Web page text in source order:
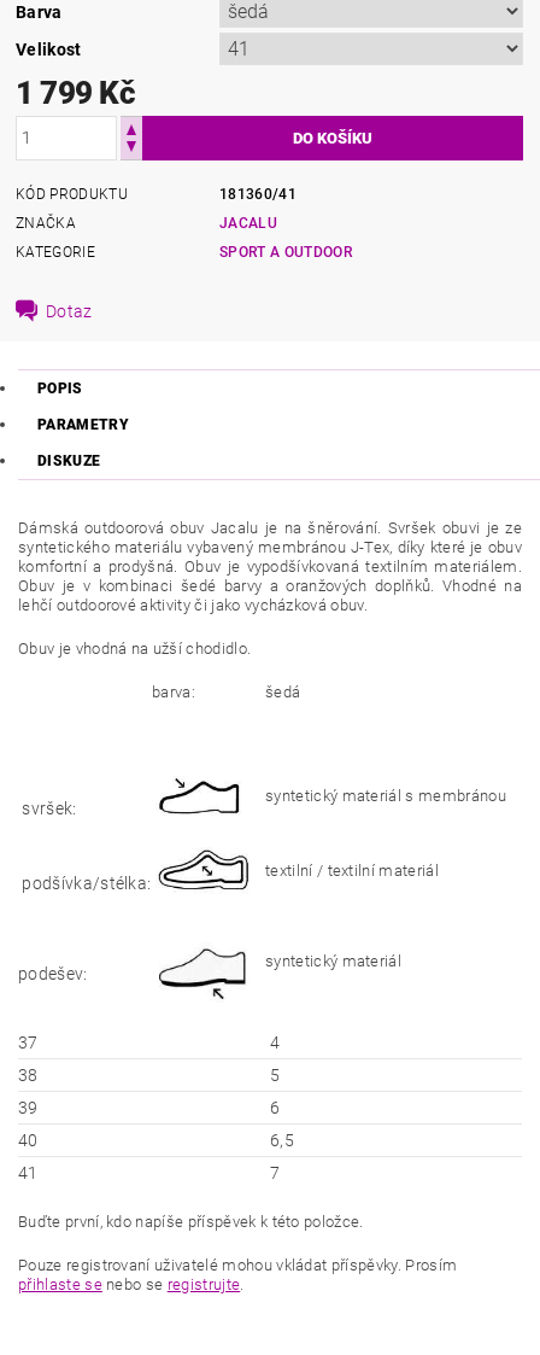
Barva
Velikost
1 799 Kč
KÓD PRODUKTU
181360/41
ZNAČKA
JACALU
KATEGORIE
SPORT A OUTDOOR
Dotaz
POPIS
PARAMETRY
DISKUZE
Dámská outdoorová obuv Jacalu je na šněrování. Svršek obuvi je ze
syntetického materiálu vybavený membránou J-Tex, díky které je obuv
komfortní a prodyšná. Obuv je vypodšívkovaná textilním materiálem.
Obuv je v kombinaci šedé barvy a oranžových doplňků. Vhodné na
lehčí outdoorové aktivity či jako vycházková obuv.
Obuv je vhodná na užší chodidlo.
barva: šedá
svršek:
syntetický materiál s membránou
podšívka/stélka:
textilní / textilní materiál
podešev:
syntetický materiál
37
4
38
5
39
6
40
6,5
41
7
Buďte první, kdo napíše příspěvek k této položce.
Pouze registrovaní uživatelé mohou vkládat příspěvky. Prosím
přihlaste senebo se registrujte.